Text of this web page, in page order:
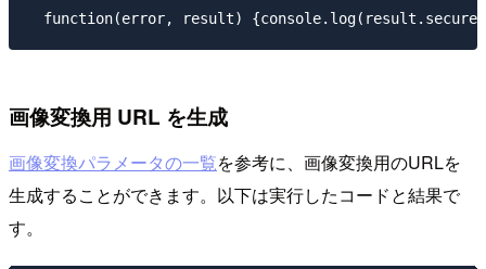
画像変換用 URL を生成
画像変換パラメータの一覧を参考に、画像変換用のURLを
生成することができます。以下は実行したコードと結果で
す。